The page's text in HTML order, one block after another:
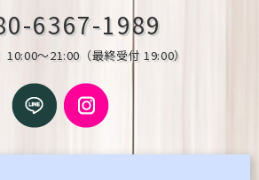
6367-1989
10:00～21:00（最終受付 19:00）